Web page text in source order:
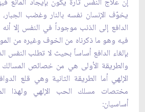
إن علاج النفس تارة يكون بإيجاد المانع
يخوّف الإنسان نفسه بالنار وغضب
الدافع إلى الذنب موجوداً في النفس إلا
فيه وهو ما ذكرناه من الخوف وغيره من
بإلغاء الدافع أساساً بحيث لا تطلب النفس
والطريقة الأولى هي من خصائص
الإلهي أما الطريقة الثانية وهي قلع
مختصات مسلك الحب الإلهي ولهذا
أساسيان: